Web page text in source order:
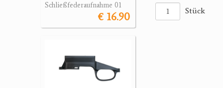
Schließfederaufnahme 01
€ 16.90 Stück